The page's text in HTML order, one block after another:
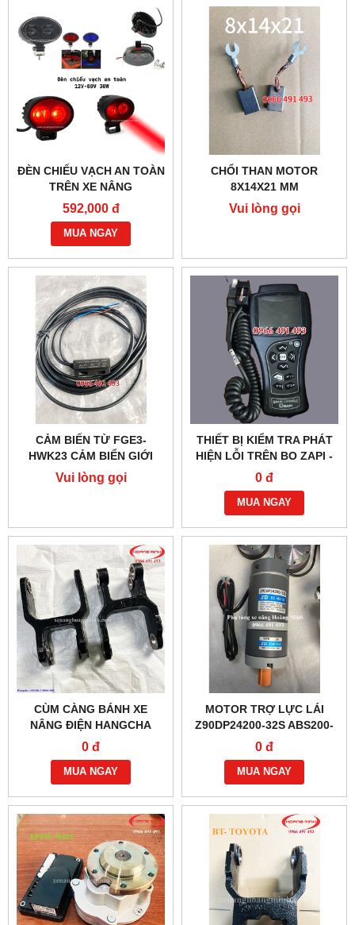
ĐÈN CHIẾU VẠCH AN TOÀN
TRÊN XE NÂNG
592,000 đ
MUA NGAY
CHỔI THAN MOTOR
8X14X21 MM
Vui lòng gọi
CẢM BIẾN TỪ FGE3-
HWK23 CẢM BIỂN GIỚI
HẠN KHUNG NÂNG
NOBLELIFT
Vui lòng gọi
THIẾT BỊ KIỂM TRA PHÁT
HIỆN LỖI TRÊN BO ZAPI -
XE NÂNG ĐIỆN
0 đ
MUA NGAY
CÙM CÀNG BÁNH XE
NÂNG ĐIỆN HANGCHA
ABS200-310001-000
0 đ
MUA NGAY
MOTOR TRỢ LỰC LÁI
Z90DP24200-32S ABS200-
116000-G00
0 đ
MUA NGAY